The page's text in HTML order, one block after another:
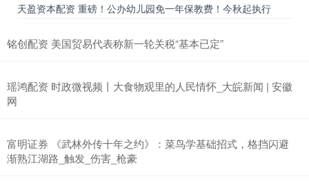
天盈资本配资 重磅！公办幼儿园免一年保教费！今秋起执行
铭创配资 美国贸易代表称新一轮关税“基本已定”
瑶鸿配资 时政微视频丨大食物观里的人民情怀_大皖新闻 | 安徽
网
富明证券 《武林外传十年之约》：菜鸟学基础招式，格挡闪避
渐熟江湖路_触发_伤害_枪豪